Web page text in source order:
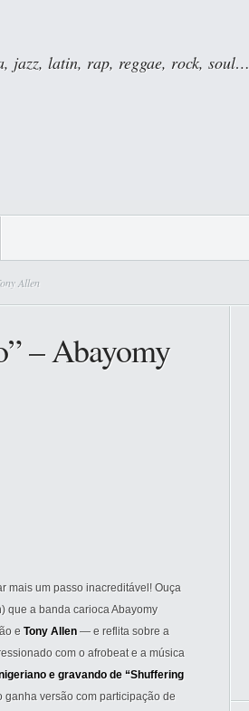
jazz, latin, rap, reggae, rock, soul…
Allen
– Abayomy
mais um passo inacreditável! Ouça
que a banda carioca Abayomy
e Tony Allen — e reflita sobre a
com o afrobeat e a música
e gravando de “Shuffering
ganha versão com participação de